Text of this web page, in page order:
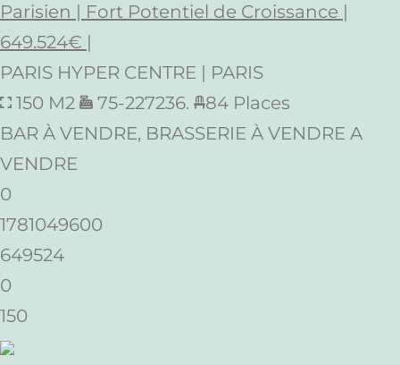
Parisien | Fort Potentiel de Croissance |
649.524€ |
PARIS HYPER CENTRE | PARIS
150 M2
75-227236.
84 Places
BAR À VENDRE, BRASSERIE À VENDRE A
VENDRE
0
1781049600
649524
0
150